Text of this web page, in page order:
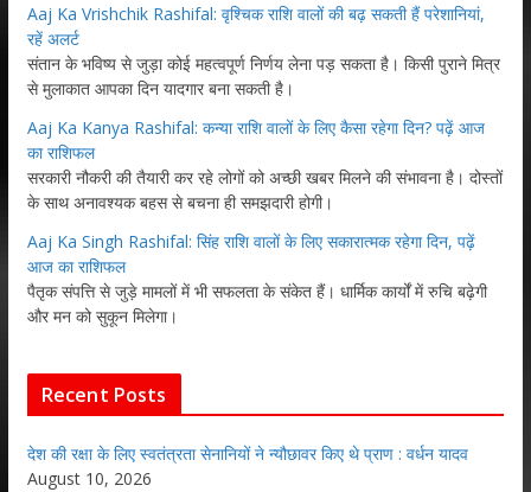
Aaj Ka Vrishchik Rashifal: वृश्चिक राशि वालों की बढ़ सकती हैं परेशानियां,
रहें अलर्ट
संतान के भविष्य से जुड़ा कोई महत्वपूर्ण निर्णय लेना पड़ सकता है। किसी पुराने मित्र
से मुलाकात आपका दिन यादगार बना सकती है।
Aaj Ka Kanya Rashifal: कन्या राशि वालों के लिए कैसा रहेगा दिन? पढ़ें आज
का राशिफल
सरकारी नौकरी की तैयारी कर रहे लोगों को अच्छी खबर मिलने की संभावना है। दोस्तों
के साथ अनावश्यक बहस से बचना ही समझदारी होगी।
Aaj Ka Singh Rashifal: सिंह राशि वालों के लिए सकारात्मक रहेगा दिन, पढ़ें
आज का राशिफल
पैतृक संपत्ति से जुड़े मामलों में भी सफलता के संकेत हैं। धार्मिक कार्यों में रुचि बढ़ेगी
और मन को सुकून मिलेगा।
Recent Posts
देश की रक्षा के लिए स्वतंत्रता सेनानियों ने न्यौछावर किए थे प्राण : वर्धन यादव
August 10, 2026